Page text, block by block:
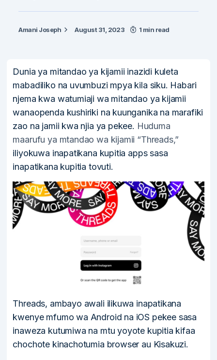
Amani Joseph August 31, 2023 1 min read
Dunia ya mitandao ya kijamii inazidi kuleta
mabadiliko na uvumbuzi mpya kila siku. Habari
njema kwa watumiaji wa mitandao ya kijamii
wanaopenda kushiriki na kuunganika na marafiki
zao na jamii kwa njia ya pekee. Huduma
maarufu ya mtandao wa kijamii “Threads,”
iliyokuwa inapatikana kupitia apps sasa
inapatikana kupitia tovuti.
Threads, ambayo awali ilikuwa inapatikana
kwenye mfumo wa Android na iOS pekee sasa
inaweza kutumiwa na mtu yoyote kupitia kifaa
chochote kinachotumia browser au Kisakuzi.